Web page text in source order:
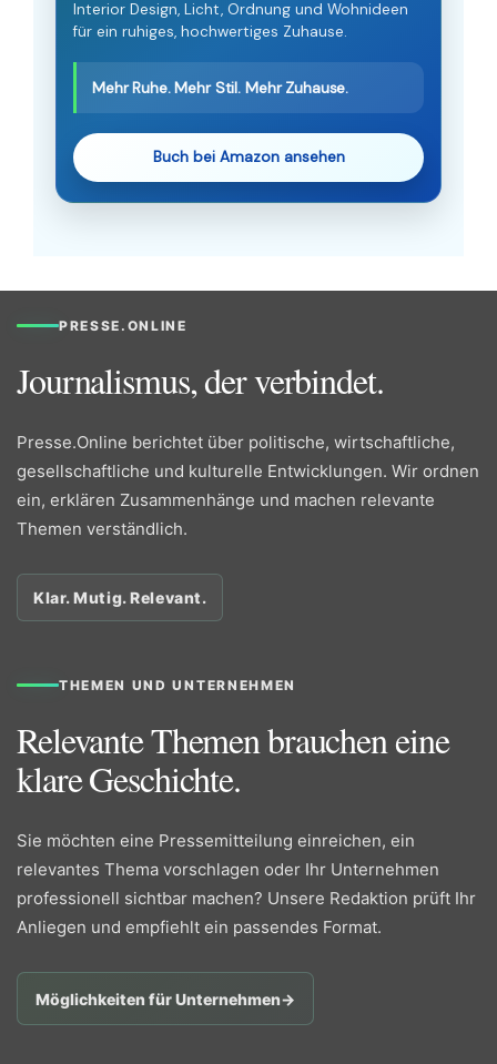
Interior Design, Licht, Ordnung und Wohnideen
für ein ruhiges, hochwertiges Zuhause.
Mehr Ruhe. Mehr Stil. Mehr Zuhause.
Buch bei Amazon ansehen
PRESSE.ONLINE
Journalismus, der verbindet.
Presse.Online berichtet über politische, wirtschaftliche,
gesellschaftliche und kulturelle Entwicklungen. Wir ordnen
ein, erklären Zusammenhänge und machen relevante
Themen verständlich.
Klar. Mutig. Relevant.
THEMEN UND UNTERNEHMEN
Relevante Themen brauchen eine
klare Geschichte.
Sie möchten eine Pressemitteilung einreichen, ein
relevantes Thema vorschlagen oder Ihr Unternehmen
professionell sichtbar machen? Unsere Redaktion prüft Ihr
Anliegen und empfiehlt ein passendes Format.
Möglichkeiten für Unternehmen→